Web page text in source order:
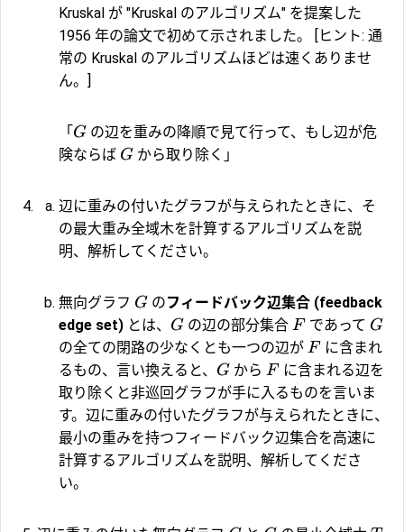
Kruskal が "Kruskal のアルゴリズム" を提案した
1956 年の論文で初めて示されました。 [ヒント: 通
常の Kruskal のアルゴリズムほどは速くありませ
ん。]
「G の辺を重みの降順で見て行って、もし辺が危
険ならば G から取り除く」
辺に重みの付いたグラフが与えられたときに、そ
の最大重み全域木を計算するアルゴリズムを説
明、解析してください。
無向グラフ G のフィードバック辺集合 (feedback
edge set) とは、 G の辺の部分集合 F であって G
の全ての閉路の少なくとも一つの辺が F に含まれ
るもの、言い換えると、 G から F に含まれる辺を
取り除くと非巡回グラフが手に入るものを言いま
す。辺に重みの付いたグラフが与えられたときに、
最小の重みを持つフィードバック辺集合を高速に
計算するアルゴリズムを説明、解析してくださ
い。